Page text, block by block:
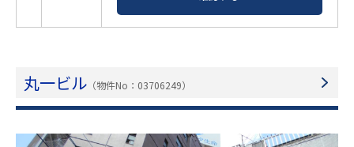
丸一ビル （物件No：03706249）